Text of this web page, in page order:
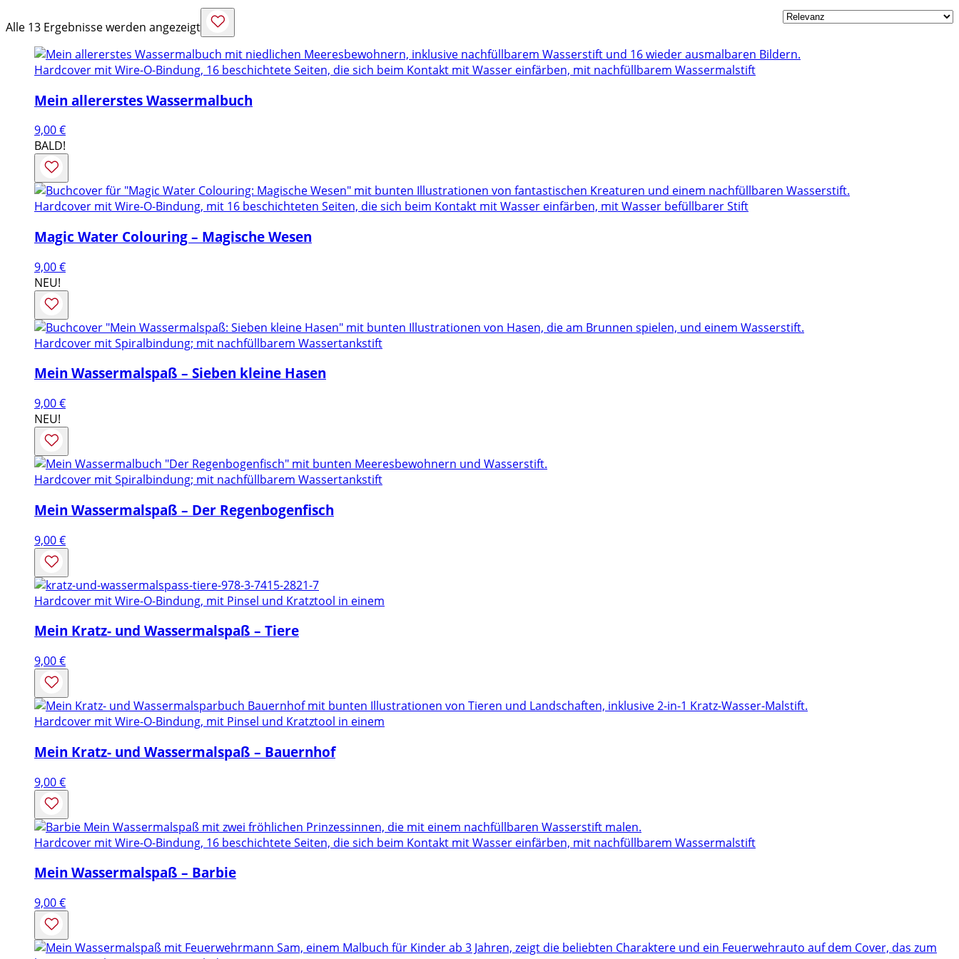
Alle 13 Ergebnisse werden angezeigt
Hardcover mit Wire-O-Bindung, 16 beschichtete Seiten, die sich beim Kontakt mit Wasser einfärben, mit nachfüllbarem Wassermalstift
Mein allererstes Wassermalbuch
9,00€
BALD!
Hardcover mit Wire-O-Bindung, mit 16 beschichteten Seiten, die sich beim Kontakt mit Wasser einfärben, mit Wasser befüllbarer Stift
Magic Water Colouring – Magische Wesen
9,00€
NEU!
Hardcover mit Spiralbindung; mit nachfüllbarem Wassertankstift
Mein Wassermalspaß – Sieben kleine Hasen
9,00€
NEU!
Hardcover mit Spiralbindung; mit nachfüllbarem Wassertankstift
Mein Wassermalspaß – Der Regenbogenfisch
9,00€
Hardcover mit Wire-O-Bindung, mit Pinsel und Kratztool in einem
Mein Kratz- und Wassermalspaß – Tiere
9,00€
Hardcover mit Wire-O-Bindung, mit Pinsel und Kratztool in einem
Mein Kratz- und Wassermalspaß – Bauernhof
9,00€
Hardcover mit Wire-O-Bindung, 16 beschichtete Seiten, die sich beim Kontakt mit Wasser einfärben, mit nachfüllbarem Wassermalstift
Mein Wassermalspaß – Barbie
9,00€